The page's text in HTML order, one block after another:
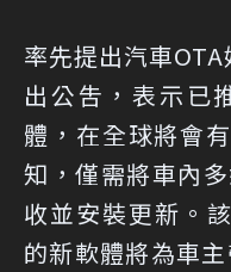
率先提出汽車
出公吿，表示已
體，在全球將會
知，僅需將車內
收並安裝更新。
的新軟體將為車